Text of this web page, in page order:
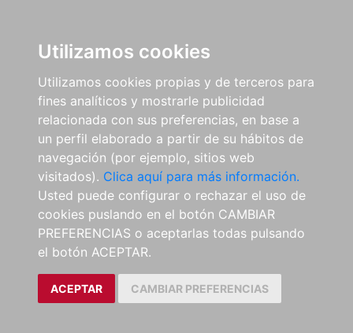
Utilizamos cookies
Utilizamos cookies propias y de terceros para
fines analíticos y mostrarle publicidad
relacionada con sus preferencias, en base a
un perfil elaborado a partir de su hábitos de
navegación (por ejemplo, sitios web
visitados). Clica aquí para más información.
Usted puede configurar o rechazar el uso de
cookies puslando en el botón CAMBIAR
PREFERENCIAS o aceptarlas todas pulsando
el botón ACEPTAR.
ACEPTAR CAMBIAR PREFERENCIAS